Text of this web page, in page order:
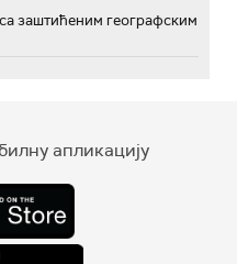
заштићеним географским
апликацију